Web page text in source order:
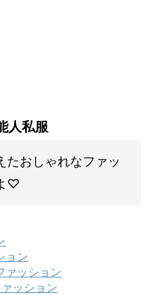
人私服
たおしゃれなファッ
♡
ョン
ァッション
ッション